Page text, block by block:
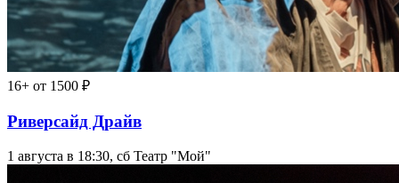
16+ от 1500 ₽
Риверсайд Драйв
1 августа в 18:30, сб Театр "Мой"